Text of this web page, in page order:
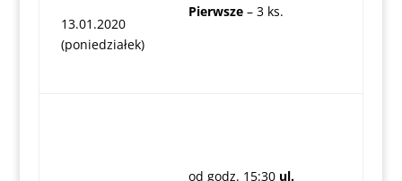
13.01.2020
(poniedziałek)
Pierwsze– 3 ks.
od godz. 15:30 ul.